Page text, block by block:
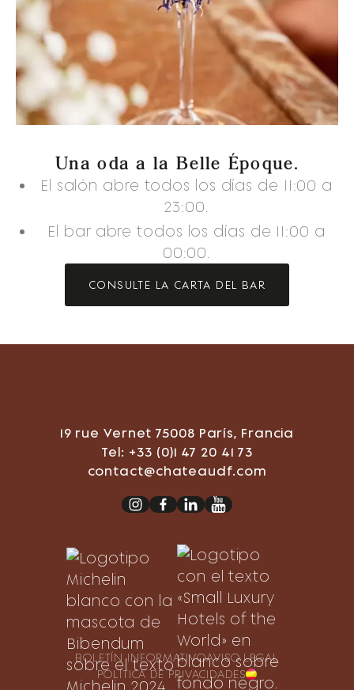
Una oda a la Belle Époque.
El salón abre todos los días de 11:00 a
23:00.
El bar abre todos los días de 11:00 a
00:00.
CONSULTE LA CARTA DEL BAR
19 rue Vernet 75008 París, Francia
Tel: +33 (0)1 47 20 41 73
contact@chateaudf.com
BOLETÍN INFORMATIVOAVISO LEGAL
POLÍTICA DE PRIVACIDADES